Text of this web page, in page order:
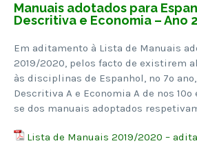
Manuais adotados para
Descritiva e Economia – Ano
Em aditamento à Lista de Manuais
2019/2020, pelos facto de existirem
às disciplinas de Espanhol, no 7º
Descritiva A e Economia A de nos 10º
se dos manuais adoptados
Lista de Manuais 2019/2020 –